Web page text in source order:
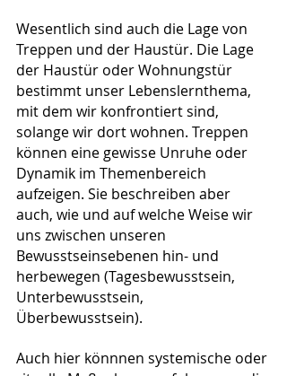
Wesentlich sind auch die Lage von
Treppen und der Haustür. Die Lage
der Haustür oder Wohnungstür
bestimmt unser Lebenslernthema,
mit dem wir konfrontiert sind,
solange wir dort wohnen. Treppen
können eine gewisse Unruhe oder
Dynamik im Themenbereich
aufzeigen. Sie beschreiben aber
auch, wie und auf welche Weise wir
uns zwischen unseren
Bewusstseinsebenen hin- und
herbewegen (Tagesbewusstsein,
Unterbewusstsein,
Überbewusstsein).
Auch hier könnnen systemische oder